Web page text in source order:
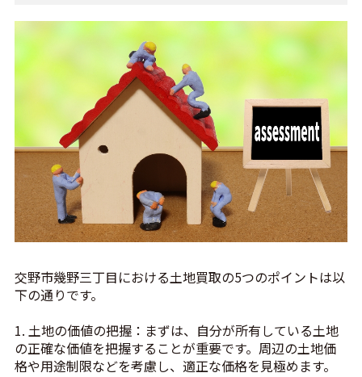
交野市幾野三丁目における土地買取の5つのポイントは以
下の通りです。
1. 土地の価値の把握：まずは、自分が所有している土地
の正確な価値を把握することが重要です。周辺の土地価
格や用途制限などを考慮し、適正な価格を見極めます。